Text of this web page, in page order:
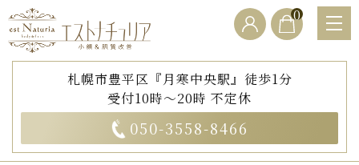
札幌市豊平区『月寒中央駅』徒歩1分
受付10時～20時 不定休
050-3558-8466
0